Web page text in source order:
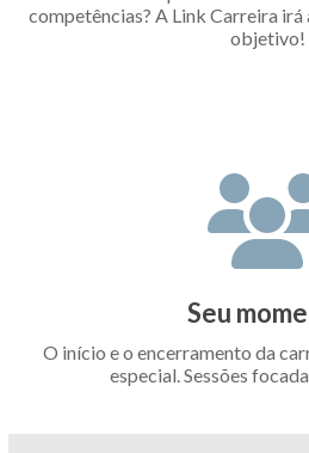
competências? A Link Carreira irá
objetivo!
Seu
O início e o encerramento da
especial. Sessões